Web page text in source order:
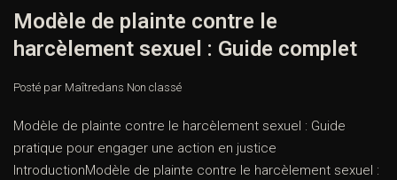
Modèle de plainte contre le
harcèlement sexuel : Guide complet
Posté par Maîtredans Non classé
Modèle de plainte contre le harcèlement sexuel : Guide
pratique pour engager une action en justice
IntroductionModèle de plainte contre le harcèlement sexuel :